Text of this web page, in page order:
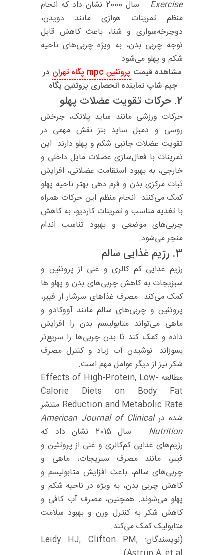
Exercise
– سال 2000 نشان داد که انجام
منظم تمرینات هوازی مانند دویدن،
دوچرخه‌سواری و شنا، باعث کاهش قابل
توجه چربی بدن، به ویژه چربی‌های ناحیه
شکم و پهلو می‌شود.
مشاهده قیمت پروتئین mpc پگاه تهران
در
جیم شاپ نماینده انحصاری پروتئین پگاه
2. حرکات تقویت عضلات پهلو
حرکات ورزشی مانند ساید پلانک، چرخش
روسی و دمبل ساید بنز نقش مهمی در
تقویت عضلات جانبی شکم و پهلو دارند. این
تمرینات با فعال‌سازی عضلات مایل داخلی و
خارجی، به بهبود استقامت عضلانی، افزایش
ثبات مرکزی بدن و فرم‌ دهی بهتر ناحیه پهلو
کمک می‌کنند. انجام منظم این حرکات همراه
با تغذیه مناسب و تمرینات کاردیو، به کاهش
چربی‌های موضعی و بهبود تناسب اندام
منجر می‌شود.
3. رژیم غذایی سالم
رژیم غذایی کم‌ کالری و غنی از پروتئین و
سبزیجات به کاهش چربی‌های بدن و پهلو ها
کمک می‌کند. مصرف غذاهای سرشار از فیبر،
پروتئین و چربی‌های سالم مانند آووکادو و
ماهی می‌تواند متابولیسم بدن را افزایش
داده و کمک کند تا بدن چربی‌ها را سریع‌تر
بسوزاند. نوشیدن آب زیاد و کنترل مصرف
شکر نیز از دیگر عوامل مهم است.
مطالعه Effects of High-Protein, Low-
Calorie Diets on Body Fat
Reduction and Metabolic Rate منتشر
شده درAmerican Journal of Clinical
Nutrition
– سال 2015 نشان داد که
رژیم‌های غذایی کم‌کالری و غنی از پروتئین و
فیبر، مانند مصرف سبزیجات، ماهی و
چربی‌های سالم، باعث افزایش متابولیسم و
کاهش چربی بدن، به ویژه در ناحیه شکم و
پهلو می‌شوند. همچنین، مصرف آب کافی و
کاهش شکر به کنترل وزن و بهبود سلامت
متابولیک کمک می‌کند.
(نویسندگان: Leidy HJ, Clifton PM,